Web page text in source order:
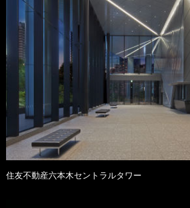
住友不動産六本木セントラルタワー